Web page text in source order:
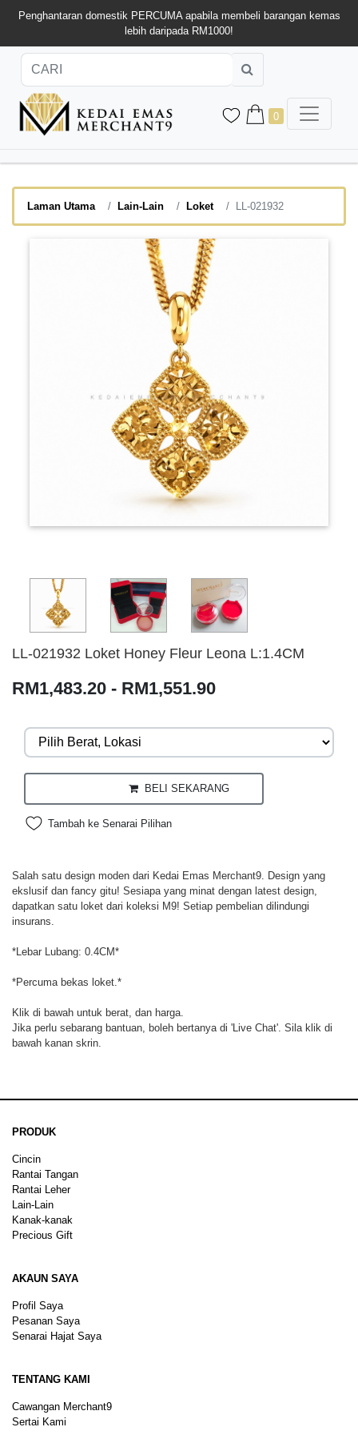
Penghantaran domestik PERCUMA apabila membeli barangan kemas
lebih daripada RM1000!
0
Laman Utama Lain-Lain Loket LL-021932
LL-021932 Loket Honey Fleur Leona L:1.4CM
RM1,483.20 - RM1,551.90
BELI SEKARANG
Tambah ke Senarai Pilihan
Salah satu design moden dari Kedai Emas Merchant9. Design yang
ekslusif dan fancy gitu! Sesiapa yang minat dengan latest design,
dapatkan satu loket dari koleksi M9! Setiap pembelian dilindungi
insurans.
*Lebar Lubang: 0.4CM*
*Percuma bekas loket.*
Klik di bawah untuk berat, dan harga.
Jika perlu sebarang bantuan, boleh bertanya di 'Live Chat'. Sila klik di
bawah kanan skrin.
PRODUK
Cincin
Rantai Tangan
Rantai Leher
Lain-Lain
Kanak-kanak
Precious Gift
AKAUN SAYA
Profil Saya
Pesanan Saya
Senarai Hajat Saya
TENTANG KAMI
Cawangan Merchant9
Sertai Kami